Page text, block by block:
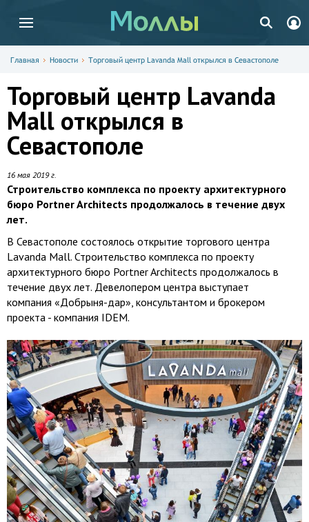
Главная Новости Торговый центр Lavanda Mall открылся в Севастополе
Торговый центр Lavanda
Mall открылся в
Севастополе
16 мая 2019 г.
Строительство комплекса по проекту архитектурного
бюро Portner Architects продолжалось в течение двух
лет.
В Севастополе состоялось открытие торгового центра
Lavanda Mall. Строительство комплекса по проекту
архитектурного бюро Portner Architects продолжалось в
течение двух лет. Девелопером центра выступает
компания «Добрыня-дар», консультантом и брокером
проекта - компания IDEM.